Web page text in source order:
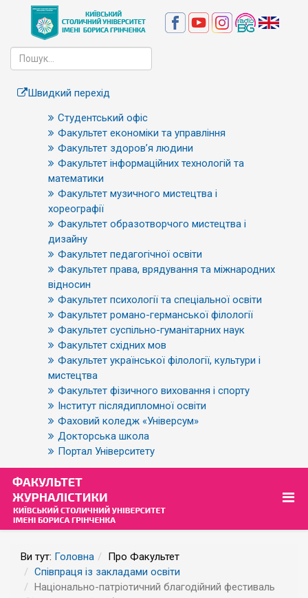
Швидкий перехід
Студентський офіс
Факультет економіки та управління
Факультет здоров’я людини
Факультет інформаційних технологій та
математики
Факультет музичного мистецтва і
хореографії
Факультет образотворчого мистецтва і
дизайну
Факультет педагогічної освіти
Факультет права, врядування та міжнародних
відносин
Факультет психології та спеціальної освіти
Факультет романо-германської філології
Факультет суспільно-гуманітарних наук
Факультет східних мов
Факультет української філології, культури і
мистецтва
Факультет фізичного виховання і спорту
Інститут післядипломної освіти
Фаховий коледж «Універсум»
Докторська школа
Портал Університету
Ви тут: Головна
Про Факультет
Співпраця із закладами освіти
Національно-патріотичний благодійний фестиваль